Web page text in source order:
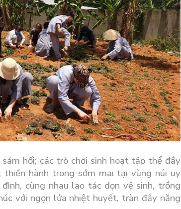
hối; các trò chơi sinh hoạt tập thể đầy
hành trong sớm mai tại vùng núi uy
cùng nhau lao tác dọn vệ sinh, trồng
với ngọn lửa nhiệt huyết, tràn đầy năng